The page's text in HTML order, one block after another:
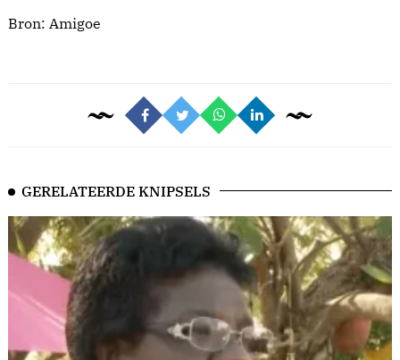
Bron: Amigoe
GERELATEERDE KNIPSELS